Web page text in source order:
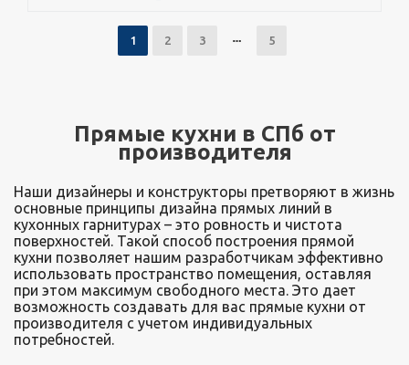
1 2 3 5
Прямые кухни в СПб от
производителя
Наши дизайнеры и конструкторы претворяют в жизнь
основные принципы дизайна прямых линий в
кухонных гарнитурах – это ровность и чистота
поверхностей. Такой способ построения прямой
кухни позволяет нашим разработчикам эффективно
использовать пространство помещения, оставляя
при этом максимум свободного места. Это дает
возможность создавать для вас прямые кухни от
производителя с учетом индивидуальных
потребностей.